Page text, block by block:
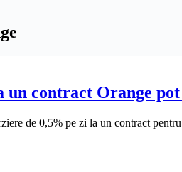
contract Orange
de 0,5% pe zi la un contract